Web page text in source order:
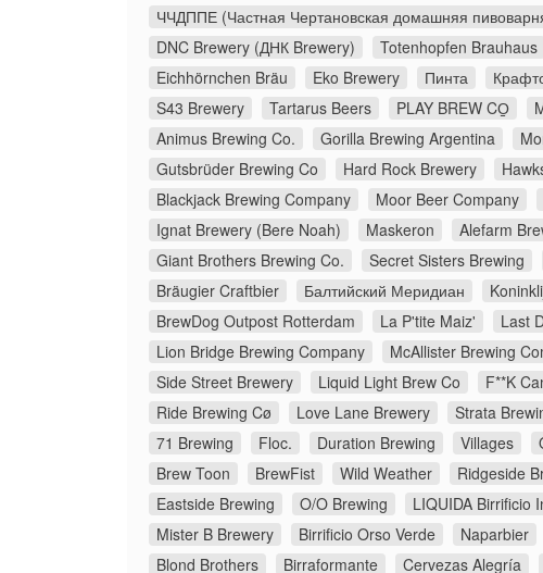
ЧЧДППЕ (Частная Чертановская домашняя
DNC Brewery (ДНК Brewery)
Totenhopfen Brauhaus
Eichhörnchen Bräu
Eko Brewery Пинта
S43 Brewery
Tartarus Beers PLAY BREW CO̠
Animus Brewing Co.
Gorilla Brewing Argentina
Gutsbrüder Brewing Co
Hard Rock Brewery
Blackjack Brewing Company
Moor Beer Company
Ignat Brewery (Bere Noah)
Maskeron Alefarm
Giant Brothers Brewing Co.
Secret Sisters Brewing
Bräugier Craftbier
Балтийский Меридиан
BrewDog Outpost Rotterdam
La P'tite Maiz' Last
Lion Bridge Brewing Company
McAllister Brewing
Side Street Brewery
Liquid Light Brew Co F**K
Ride Brewing Cø
Love Lane Brewery Strata
71 Brewing
Floc. Duration Brewing Villages
Brew Toon
BrewFist Wild Weather Ridgeside
Eastside Brewing
O/O Brewing LIQUIDA Birrificio
Mister B Brewery
Birrificio Orso Verde Naparbier
Blond Brothers
Birraformante Cervezas Alegría